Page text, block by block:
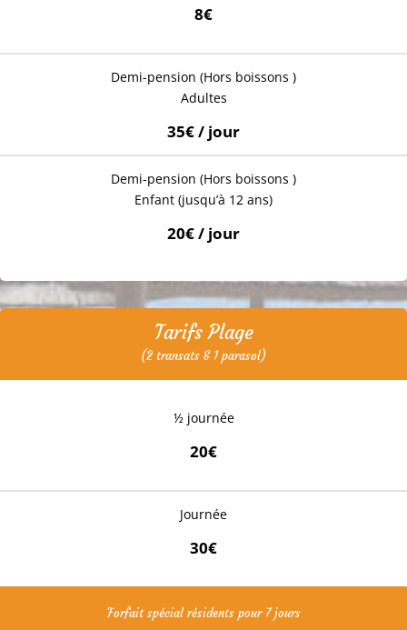
8€
Demi-pension (Hors boissons )
Adultes
35€ / jour
Demi-pension (Hors boissons )
Enfant (jusqu’à 12 ans)
20€ / jour
Tarifs Plage
(2 transats & 1 parasol)
½ journée
20€
Journée
30€
Forfait spécial résidents pour 7 jours